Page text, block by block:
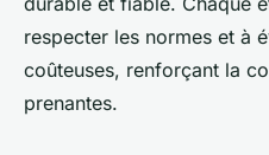
respecter les normes et à
coûteuses, renforçant la
prenantes.